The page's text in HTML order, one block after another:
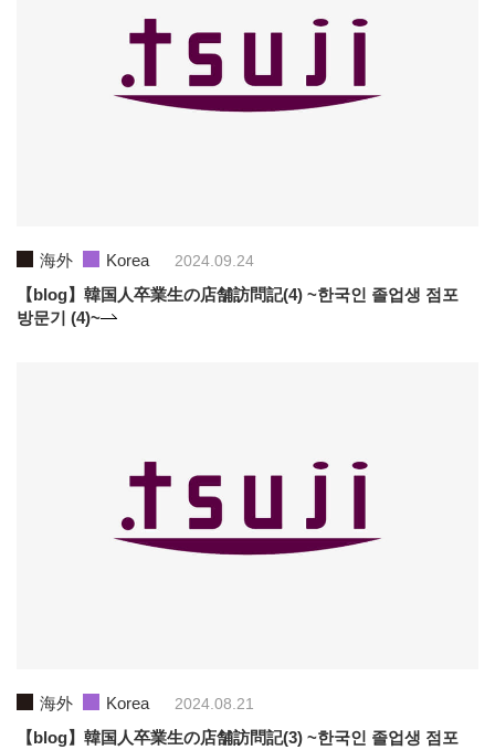
海外 Korea 2024.09.24
【blog】韓国人卒業生の店舗訪問記(4) ~한국인 졸업생 점포
방문기 (4)~
海外 Korea 2024.08.21
【blog】韓国人卒業生の店舗訪問記(3) ~한국인 졸업생 점포